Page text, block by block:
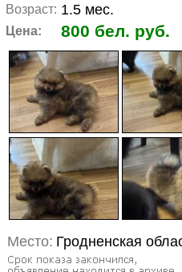
Возраст: 1.5 мес.
Цена: 800 бел. руб.
Место: Гродненская